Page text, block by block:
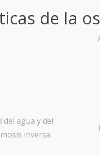
de la
del agua y del
inversa.